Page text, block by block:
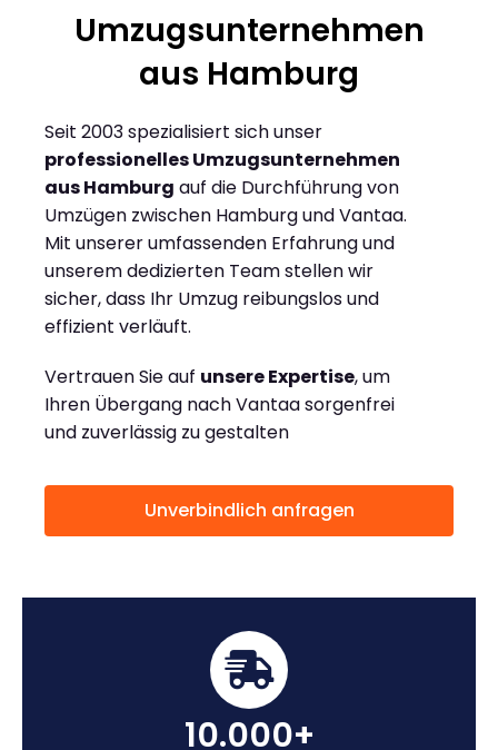
Umzugsunternehmen
aus Hamburg
Seit 2003 spezialisiert sich unser
professionelles Umzugsunternehmen
aus Hamburg auf die Durchführung von
Umzügen zwischen Hamburg und Vantaa.
Mit unserer umfassenden Erfahrung und
unserem dedizierten Team stellen wir
sicher, dass Ihr Umzug reibungslos und
effizient verläuft.
Vertrauen Sie auf unsere Expertise, um
Ihren Übergang nach Vantaa sorgenfrei
und zuverlässig zu gestalten
Unverbindlich anfragen
10.000+